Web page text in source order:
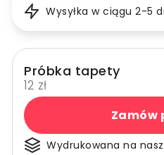
Wysyłka w ciągu 2-5
Próbka tapety
12 zł
Zamów
Wydrukowana na